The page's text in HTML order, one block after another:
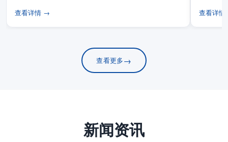
查看详情 → 查看详
查看更多→
新闻资讯